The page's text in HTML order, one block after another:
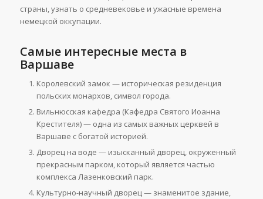
страны, узнать о средневековье и ужасные времена
немецкой оккупации.
Самые интересные места в
Варшаве
Королевский замок — историческая резиденция
польских монархов, символ города.
Вильнюсская кафедра (Кафедра Святого Иоанна
Крестителя) — одна из самых важных церквей в
Варшаве с богатой историей.
Дворец на воде — изысканный дворец, окруженный
прекрасным парком, который является частью
комплекса Лазенковский парк.
Культурно-научный дворец — знаменитое здание,